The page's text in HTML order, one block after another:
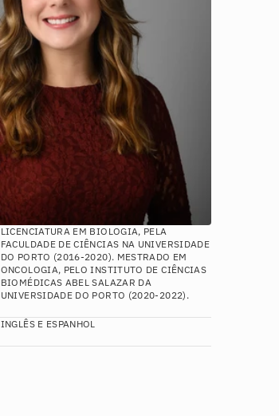
LICENCIATURA EM BIOLOGIA, PELA
FACULDADE DE CIÊNCIAS NA UNIVERSIDADE
DO PORTO (2016-2020). MESTRADO EM
ONCOLOGIA, PELO INSTITUTO DE CIÊNCIAS
BIOMÉDICAS ABEL SALAZAR DA
UNIVERSIDADE DO PORTO (2020-2022).
INGLÊS E ESPANHOL